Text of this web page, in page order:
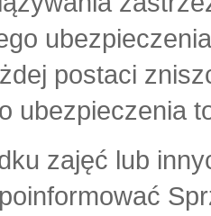
postaci
ubezpieczenia
zajęć lub